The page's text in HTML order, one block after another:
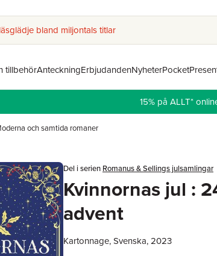
bland miljontals titlar
tillbehörAnteckningErbjudandenNyheterPocket
15% på ALLT*
och samtida romaner
Del i serien Romanus & Sellings julsamlingar
Kvinnornas jul :
advent
Kartonnage, Svenska, 2023